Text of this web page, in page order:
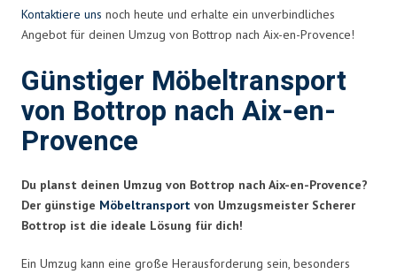
Kontaktiere uns noch heute und erhalte ein unverbindliches
Angebot für deinen Umzug von Bottrop nach Aix-en-Provence!
Günstiger Möbeltransport
von Bottrop nach Aix-en-
Provence
Du planst deinen Umzug von Bottrop nach Aix-en-Provence?
Der günstige Möbeltransport von Umzugsmeister Scherer
Bottrop ist die ideale Lösung für dich!
Ein Umzug kann eine große Herausforderung sein, besonders